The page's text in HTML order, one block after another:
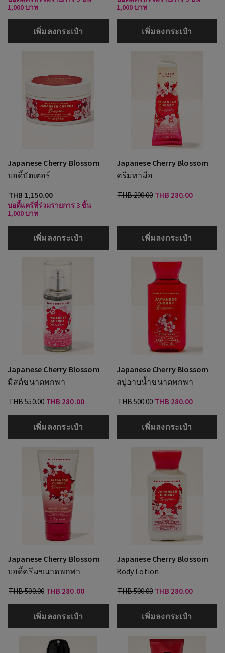
1,000 บาท
เพิ่มลงกระเป๋า
1,000 บาท
เพิ่มลงกระเป๋า
Japanese Cherry Blossom
บอดี้บัตเตอร์
THB 1,150.00
บอดี้แคร์ที่ร่วมรายการ 3 ชิ้น
1,000 บาท
เพิ่มลงกระเป๋า
Japanese Cherry Blossom
ครีมทามือ
THB 290.00 THB 280.00
เพิ่มลงกระเป๋า
Japanese Cherry Blossom
มิสต์ขนาดพกพา
THB 550.00 THB 280.00
เพิ่มลงกระเป๋า
Japanese Cherry Blossom
สบู่อาบน้ำขนาดพกพา
THB 500.00 THB 280.00
เพิ่มลงกระเป๋า
Japanese Cherry Blossom
บอดี้ครีมขนาดพกพา
THB 500.00 THB 280.00
เพิ่มลงกระเป๋า
Japanese Cherry Blossom
Body Lotion
THB 500.00 THB 280.00
เพิ่มลงกระเป๋า